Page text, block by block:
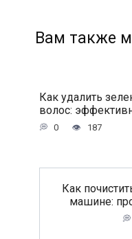
Вам также
Как удалить
волос:
0 187
Как
машине: